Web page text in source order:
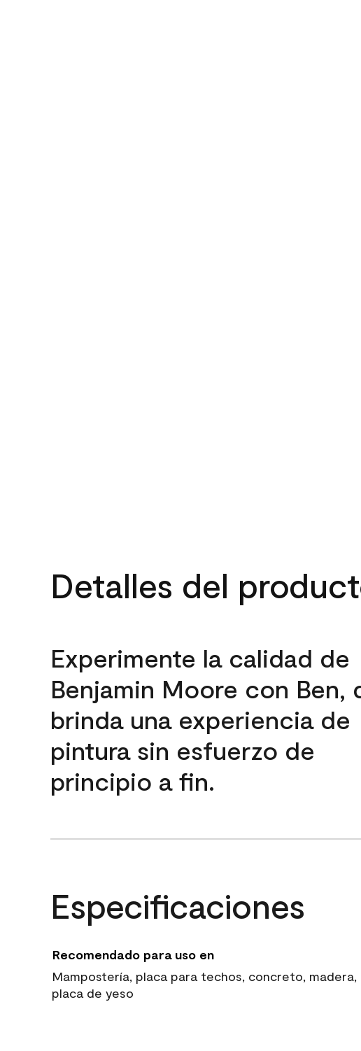
Detalles del
Experimente la calidad de
Benjamin Moore con Ben,
brinda una experiencia de
pintura sin esfuerzo de
principio a fin.
Especificaciones
Recomendado para uso en
Mampostería, placa para techos, concreto, madera,
placa de yeso